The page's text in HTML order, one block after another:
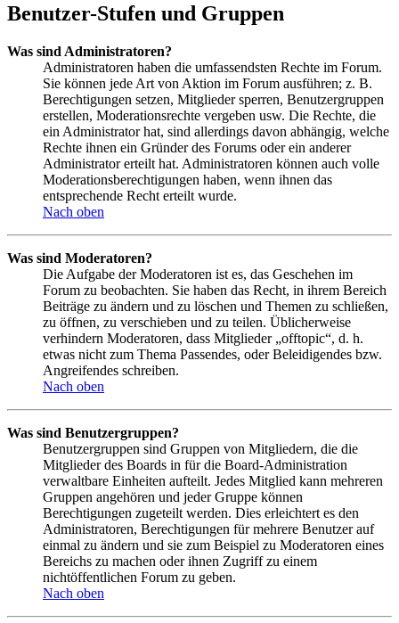
Benutzer-Stufen und Gruppen
Was sind Administratoren?
Administratoren haben die umfassendsten Rechte im Forum.
Sie können jede Art von Aktion im Forum ausführen; z. B.
Berechtigungen setzen, Mitglieder sperren, Benutzergruppen
erstellen, Moderationsrechte vergeben usw. Die Rechte, die
ein Administrator hat, sind allerdings davon abhängig, welche
Rechte ihnen ein Gründer des Forums oder ein anderer
Administrator erteilt hat. Administratoren können auch volle
Moderationsberechtigungen haben, wenn ihnen das
entsprechende Recht erteilt wurde.
Nach oben
Was sind Moderatoren?
Die Aufgabe der Moderatoren ist es, das Geschehen im
Forum zu beobachten. Sie haben das Recht, in ihrem Bereich
Beiträge zu ändern und zu löschen und Themen zu schließen,
zu öffnen, zu verschieben und zu teilen. Üblicherweise
verhindern Moderatoren, dass Mitglieder „offtopic“, d. h.
etwas nicht zum Thema Passendes, oder Beleidigendes bzw.
Angreifendes schreiben.
Nach oben
Was sind Benutzergruppen?
Benutzergruppen sind Gruppen von Mitgliedern, die die
Mitglieder des Boards in für die Board-Administration
verwaltbare Einheiten aufteilt. Jedes Mitglied kann mehreren
Gruppen angehören und jeder Gruppe können
Berechtigungen zugeteilt werden. Dies erleichtert es den
Administratoren, Berechtigungen für mehrere Benutzer auf
einmal zu ändern und sie zum Beispiel zu Moderatoren eines
Bereichs zu machen oder ihnen Zugriff zu einem
nichtöffentlichen Forum zu geben.
Nach oben